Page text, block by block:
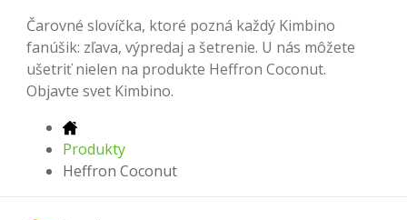
Čarovné slovíčka, ktoré pozná každý Kimbino
fanúšik: zľava, výpredaj a šetrenie. U nás môžete
ušetriť nielen na produkte Heffron Coconut.
Objavte svet Kimbino.
Produkty
Heffron Coconut